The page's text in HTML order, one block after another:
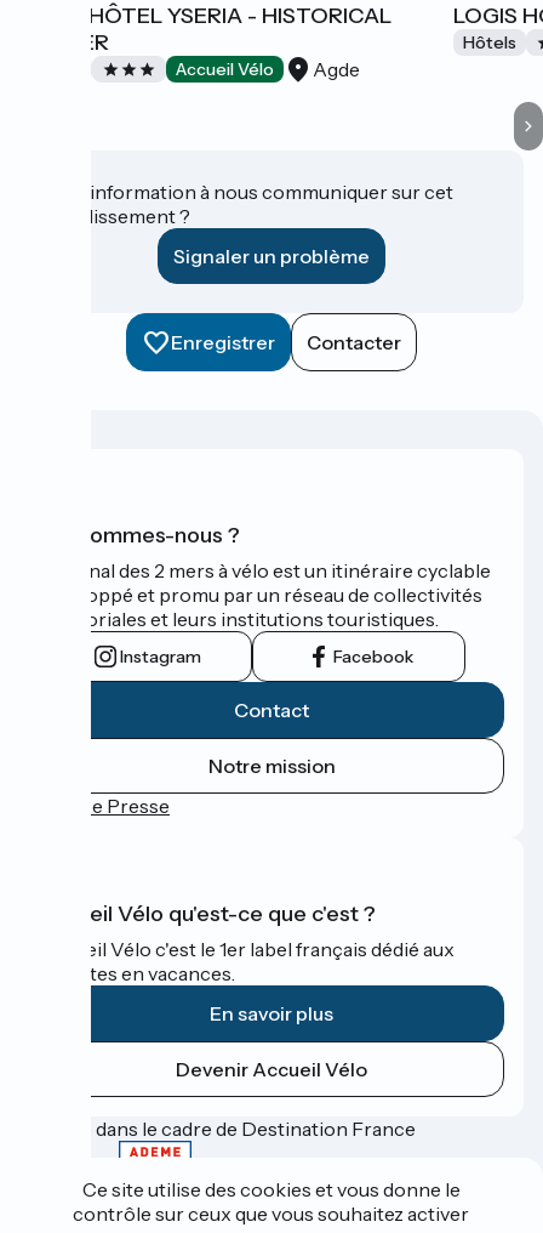
LOGIS HÔTEL YSERIA - HISTORICAL
CENTER
Accueil Vélo Agde
LOGIS
Hôtels
Une information à nous communiquer sur cet
établissement ?
Signaler un problème
Enregistrer Contacter
Qui sommes-nous ?
Le Canal des 2 mers à vélo est un itinéraire cyclable
développé et promu par un réseau de collectivités
territoriales et leurs institutions touristiques.
Instagram Facebook
Contact
Notre mission
Espace Presse
Accueil Vélo qu'est-ce que c'est ?
Accueil Vélo c'est le 1er label français dédié aux
cyclistes en vacances.
En savoir plus
Devenir Accueil Vélo
Financé dans le cadre de Destination France
Ce site utilise des cookies et vous donne le
contrôle sur ceux que vous souhaitez activer